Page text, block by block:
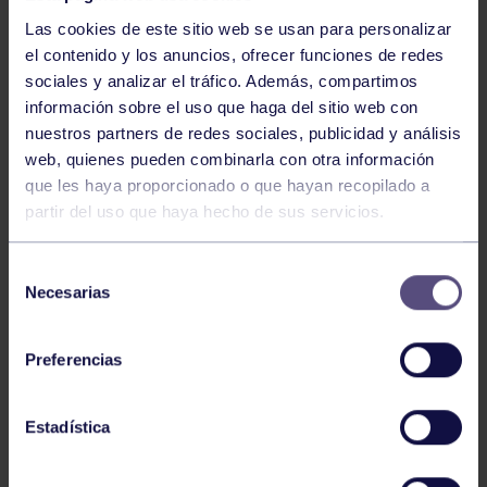
Las cookies de este sitio web se usan para personalizar
el contenido y los anuncios, ofrecer funciones de redes
sociales y analizar el tráfico. Además, compartimos
información sobre el uso que haga del sitio web con
nuestros partners de redes sociales, publicidad y análisis
web, quienes pueden combinarla con otra información
que les haya proporcionado o que hayan recopilado a
partir del uso que haya hecho de sus servicios.
Necesarias
Preferencias
Estadística
Baloncesto
ÚLTIMOS RESULTADOS DE LA SECCIÓN
Baloncesto